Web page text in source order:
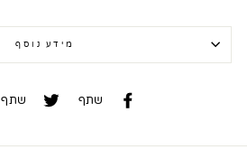
מידע נוסף
שתף שתף שתף